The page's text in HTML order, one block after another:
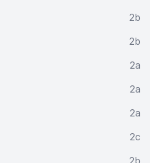
2b
2b
2a
2a
2a
2c
2b